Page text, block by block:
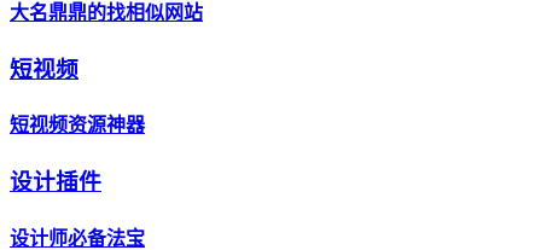
大名鼎鼎的找相似网站
短视频
短视频资源神器
设计插件
设计师必备法宝